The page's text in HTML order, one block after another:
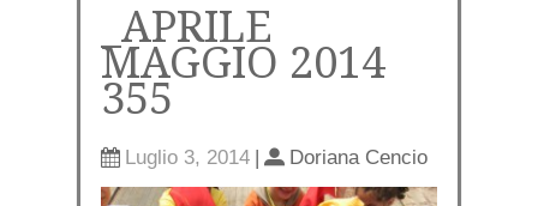
_APRILE
MAGGIO 2014
355
Luglio 3, 2014 | Doriana Cencio